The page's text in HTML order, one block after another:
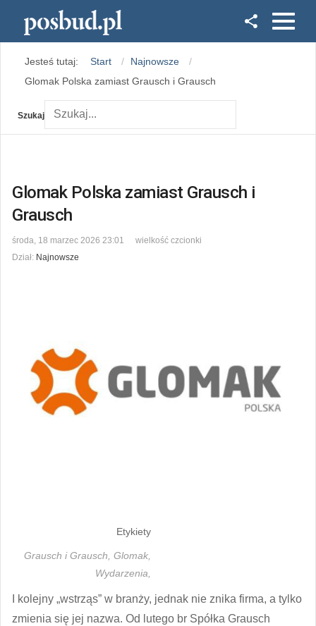
Instagram
Jesteś tutaj: Start
Najnowsze
Glomak Polska zamiast Grausch i Grausch
Szukaj
Glomak Polska zamiast Grausch i
Grausch
środa, 18 marzec 2026 23:01
wielkość czcionki
Dział: Najnowsze
Etykiety
Grausch i Grausch, Glomak,
Wydarzenia,
I kolejny „wstrząs” w branży, jednak nie znika firma, a tylko
zmienia się jej nazwa. Od lutego br Spółka Grausch